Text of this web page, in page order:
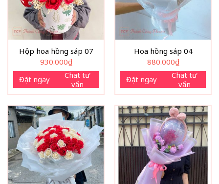
Hộp hoa hồng sáp 07
930.000₫
Đặt ngay
Chat tư
vấn
Hoa hồng sáp 04
880.000₫
Đặt ngay
Chat tư
vấn